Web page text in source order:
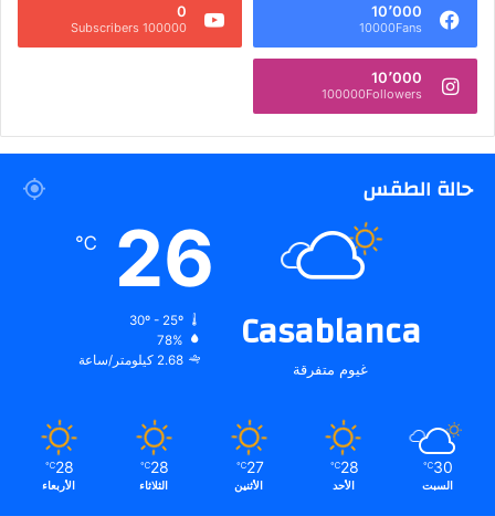
10٬000
10000Fans
0
100000 Subscribers
10٬000
100000Followers
حالة الطقس
Casablanca
غيوم متفرقة
26
℃
30º - 25º
78%
2.68 كيلومتر/ساعة
30
℃
السبت
28
℃
الأحد
27
℃
الأثنين
28
℃
الثلاثاء
28
℃
الأربعاء